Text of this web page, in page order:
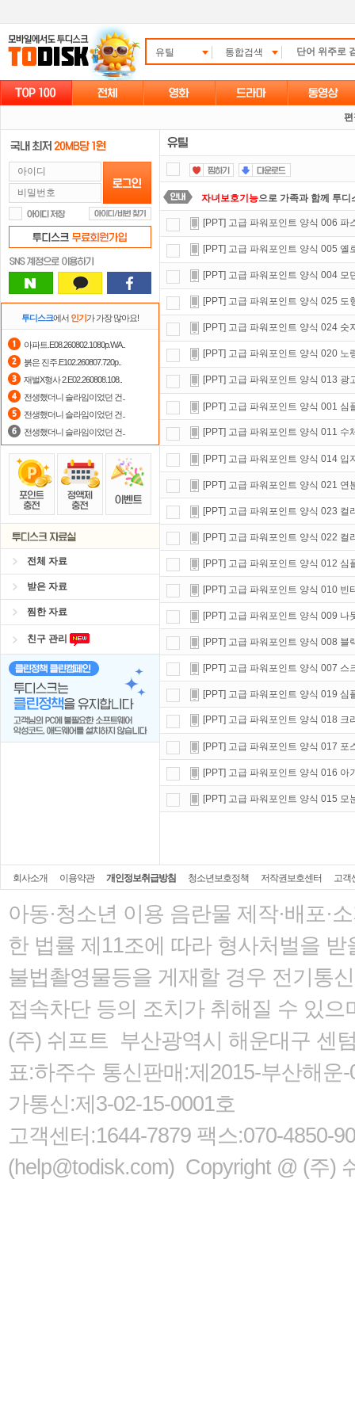
유틸 통합검색
투디스크에서 인기가 가장 많아요!
아파트.E08.260802.1080p.WA..
붉은 진주.E102.260807.720p..
재벌X형사 2.E02.260808.108..
전생했더니 슬라임이었던 건..
전생했더니 슬라임이었던 건..
전생했더니 슬라임이었던 건..
전체 자료
받은 자료
찜한 자료
친구 관리
자녀보호기능으로 가족과 함께 투
포인트할인쿠폰 사용방법안내
숨어있는 카드 마일리지 조회하고
정액제할인쿠폰 사용방법안내
댓글만 잘써도무료 포인트를 드립
스마트TV로 투디스크영화,드라마,
[PPT] 고급 파워포인트 양식 006 파
[PPT] 고급 파워포인트 양식 005 옐
[PPT] 고급 파워포인트 양식 004 모
[PPT] 고급 파워포인트 양식 025 도
[PPT] 고급 파워포인트 양식 024 숫
[PPT] 고급 파워포인트 양식 020 노
[PPT] 고급 파워포인트 양식 013 광
[PPT] 고급 파워포인트 양식 001 심
[PPT] 고급 파워포인트 양식 011 수
[PPT] 고급 파워포인트 양식 014 입
[PPT] 고급 파워포인트 양식 021 연
[PPT] 고급 파워포인트 양식 023 컬
[PPT] 고급 파워포인트 양식 022 컬
[PPT] 고급 파워포인트 양식 012 심
[PPT] 고급 파워포인트 양식 010 빈
[PPT] 고급 파워포인트 양식 009 나
[PPT] 고급 파워포인트 양식 008 블
[PPT] 고급 파워포인트 양식 007 스
[PPT] 고급 파워포인트 양식 019 심
[PPT] 고급 파워포인트 양식 018 크
[PPT] 고급 파워포인트 양식 017 포
[PPT] 고급 파워포인트 양식 016 아
[PPT] 고급 파워포인트 양식 015 모
회사소개 이용약관 개인정보취급방침 청소년보호정책 저작권보호센터 고객
아동·청소년 이용 음란물 제작·배포·
한 법률 제11조에 따라 형사처벌을 받
불법촬영물등을 게재할 경우 전기통
접속차단 등의 조치가 취해질 수 있으
(주) 쉬프트 부산광역시 해운대구 센
표:하주수 통신판매:제2015-부산해
가통신:제3-02-15-0001호
고객센터:1644-7879 팩스:070-4850-
(help@todisk.com) Copyright @ (주)